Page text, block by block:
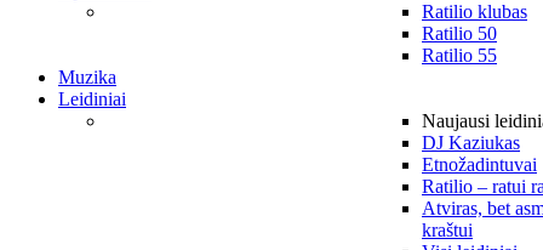
Ratilio klubas
Ratilio 50
Ratilio 55
Muzika
Leidiniai
Naujausi
DJ Kaziukas
Etnožadintuvai
Ratilio – ratui
Atviras, bet
kraštui